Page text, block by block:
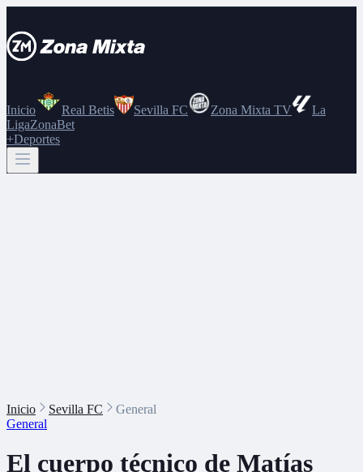
Inicio Real Betis Sevilla FC Zona Mixta TV
La
LigaZonaBet
+Deportes
Inicio Sevilla FC
General
General
El cuerpo técnico de Matías